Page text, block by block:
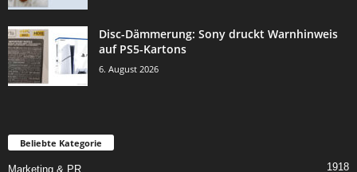
Disc-Dämmerung: Sony druckt Warnhinweis
auf PS5-Kartons
6. August 2026
Beliebte Kategorie
Marketing & PR 1918